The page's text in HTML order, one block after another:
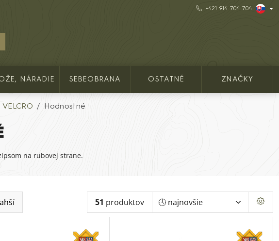
+421 914 704 704
NÁRADIE SEBEOBRANA OSTATNÉ ZNAČKY
Hodnostné
na rubovej strane.
51 produktov